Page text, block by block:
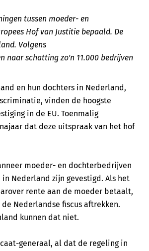
tussen moeder- en
Hof van Justitie bepaald. De
Volgens
naar schatting zo'n 11.000 bedrijven
en hun dochters in Nederland,
vinden de hoogste
in de EU. Toenmalig
dat deze uitspraak van het hof
moeder- en dochterbedrijven
Nederland zijn gevestigd. Als het
rente aan de moeder betaalt,
Nederlandse fiscus aftrekken.
kunnen dat niet.
generaal, al dat de regeling in